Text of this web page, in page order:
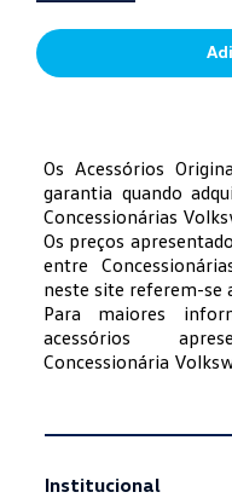
Os Acessórios
garantia quando
Concessionárias
Os preços
entre
neste site referem-se
Para maiores
acessórios
Concessionária
Institucional